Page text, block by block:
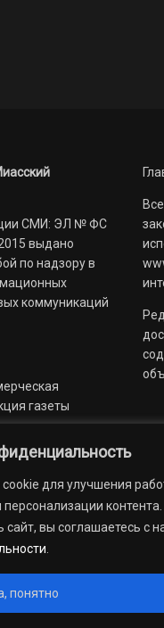
для улучшения
контента.
вы соглашаетесь с
понятно
СМИ: ЭЛ № ФС
выдано
по надзору в
коммуникаций
газеты
дом
некоммерческая
«Издательский дом